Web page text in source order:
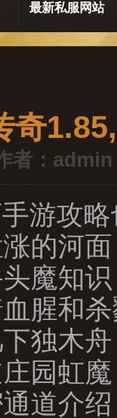
最新私服网站
奇
者：admin
游攻略
的河
头魔知
腥和
独木
园虹
道介